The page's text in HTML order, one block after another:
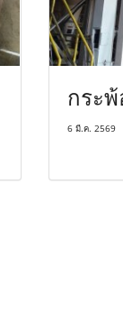
กระพ้
6 มี.ค. 2569